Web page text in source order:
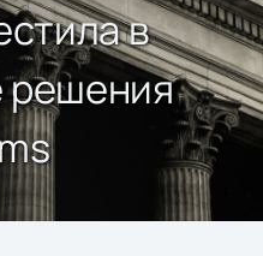
в
решения